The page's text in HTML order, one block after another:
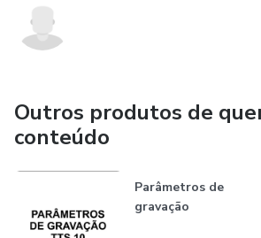
Outros produtos de
conteúdo
Parâmetros de
gravação